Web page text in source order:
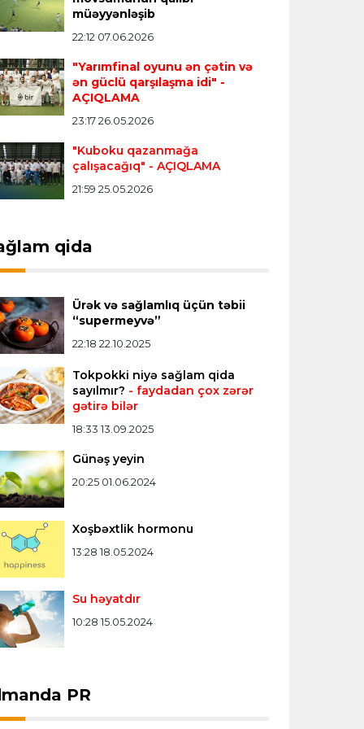
argentinalı futbolçusunu
icarəyə göndərdi
22:57 07.08.2026
Zinəddin Zidanın oğlu ilə
ayırdı
22:54 07.08.2026
voleybolu üzrə ölkə
bürünc medalın sahibi
Premyer liqa 16:52 07.08.2026
Namik Ələskərovla yollarını ayırdı
xəbərlər >>>
müəyyənləşib
22:12 07.06.2026
"Yarımfinal oyunu ən çətin və
ən güclü qarşılaşma idi" -
AÇIQLAMA
23:17 26.05.2026
"Kuboku qazanmağa
çalışacağıq" - AÇIQLAMA
21:59 25.05.2026
qida
Ürək və sağlamlıq üçün təbii
“supermeyvə”
22:18 22.10.2025
Tokpokki niyə sağlam qida
sayılmır? - faydadan çox zərər
gətirə bilər
18:33 13.09.2025
Günəş yeyin
20:25 01.06.2024
Xoşbəxtlik hormonu
13:28 18.05.2024
Su həyatdır
10:28 15.05.2024
PR